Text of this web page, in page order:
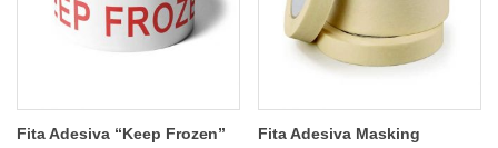
Fita Adesiva “Keep Frozen” Fita Adesiva Masking